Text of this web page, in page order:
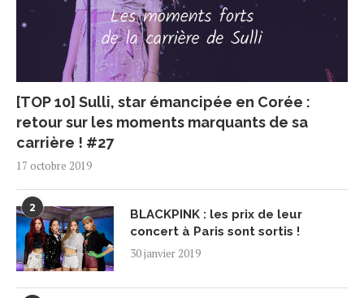
[TOP 10] Sulli, star émancipée en Corée :
retour sur les moments marquants de sa
carrière ! #27
17 octobre 2019
2
BLACKPINK : les prix de leur
concert à Paris sont sortis !
30 janvier 2019